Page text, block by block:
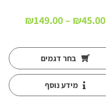
₪45.00
–
₪149.00
בחר דגמים
מידע נוסף